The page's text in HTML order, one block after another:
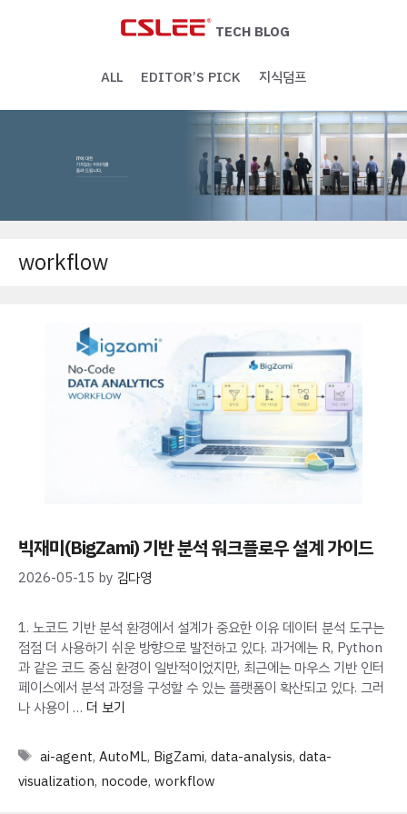
TECH BLOG
ALL EDITOR’S PICK 지식덤프
workflow
빅재미(BigZami) 기반 분석 워크플로우 설계 가이드
2026-05-15 by 김다영
1. 노코드 기반 분석 환경에서 설계가 중요한 이유 데이터 분석 도구는
점점 더 사용하기 쉬운 방향으로 발전하고 있다. 과거에는 R, Python
과 같은 코드 중심 환경이 일반적이었지만, 최근에는 마우스 기반 인터
페이스에서 분석 과정을 구성할 수 있는 플랫폼이 확산되고 있다. 그러
나 사용이 … 더 보기
Tags
ai-agent, AutoML, BigZami, data-analysis, data-
visualization, nocode, workflow